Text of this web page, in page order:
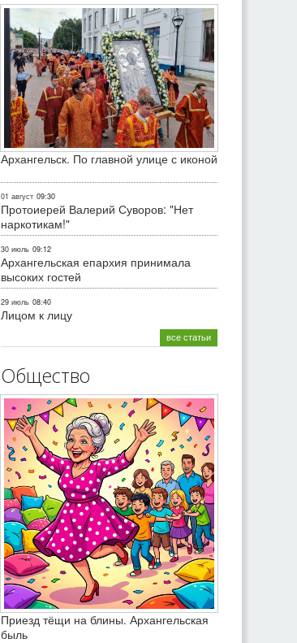
Архангельск. По главной улице с иконой
01 август 09:30
Протоиерей Валерий Суворов: "Нет
наркотикам!"
30 июль 09:12
Архангельская епархия принимала
высоких гостей
29 июль 08:40
Лицом к лицу
все статьи
Общество
Приезд тёщи на блины. Архангельская
быль